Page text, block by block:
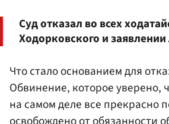
Суд отказал во всех
Ходорковского и
Что стало основанием для
Обвинение, которое уверено,
на самом деле все прекрасно